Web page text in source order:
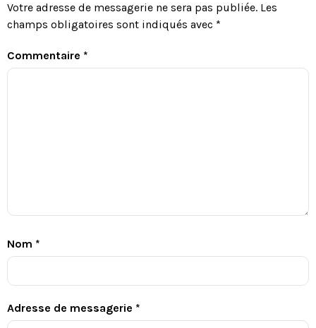
Votre adresse de messagerie ne sera pas publiée. Les
champs obligatoires sont indiqués avec *
Commentaire *
Nom *
Adresse de messagerie *